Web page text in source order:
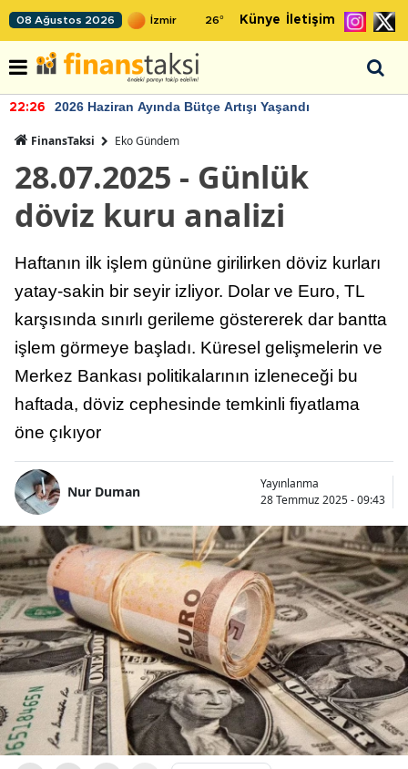
08 Ağustos 2026 26° Künye İletişim
22:26 2026 Haziran Ayında Bütçe Artışı Yaşandı
FinansTaksi Eko Gündem
28.07.2025 - Günlük
döviz kuru analizi
Haftanın ilk işlem gününe girilirken döviz kurları
yatay-sakin bir seyir izliyor. Dolar ve Euro, TL
karşısında sınırlı gerileme göstererek dar bantta
işlem görmeye başladı. Küresel gelişmelerin ve
Merkez Bankası politikalarının izleneceği bu
haftada, döviz cephesinde temkinli fiyatlama
öne çıkıyor
Nur Duman
Yayınlanma
28 Temmuz 2025 - 09:43